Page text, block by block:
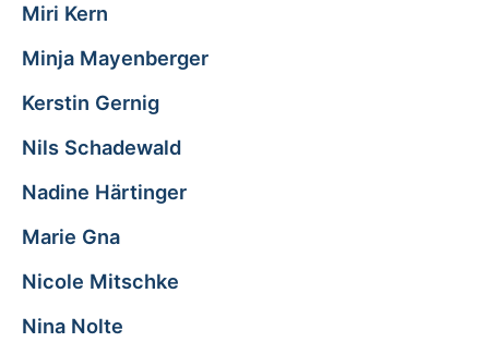
Miri Kern
Minja Mayenberger
Kerstin Gernig
Nils Schadewald
Nadine Härtinger
Marie Gna
Nicole Mitschke
Nina Nolte